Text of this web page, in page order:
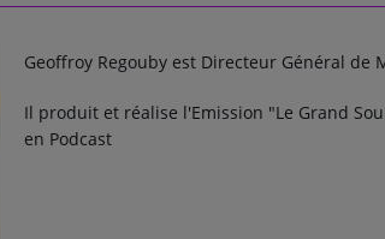
Geoffroy Regouby est Directeur Général de
Il produit et réalise l'Emission "Le Grand
en Podcast